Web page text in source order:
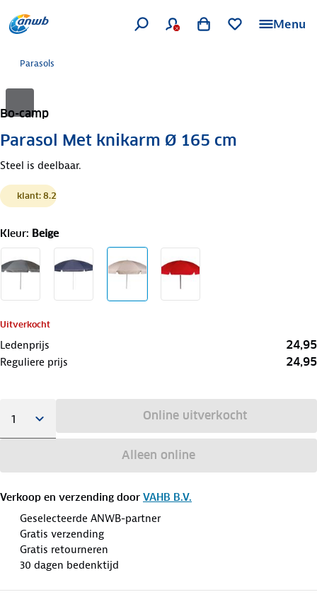
Menu
Parasols
Bo-camp
Parasol Met knikarm Ø 165 cm
Steel is deelbaar.
klant: 8.2
Kleur: Beige
Uitverkocht
Ledenprijs 24,95
Reguliere prijs 24,95
Online uitverkocht
Alleen online
Verkoop en verzending door VAHB B.V.
Geselecteerde ANWB-partner
Gratis verzending
Gratis retourneren
30 dagen bedenktijd